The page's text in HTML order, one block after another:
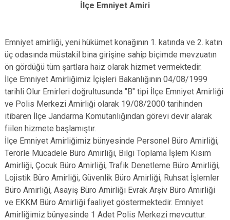
Sultanhanı
İlçe Emniyet Amiri
Emniyet amirliği, yeni hükümet konağının 1. katında ve 2. katın
üç odasında müstakil bina girişine sahip biçimde mevzuatın
ön gördüğü tüm şartlara haiz olarak hizmet vermektedir.
İlçe Emniyet Amirliğimiz İçişleri Bakanlığının 04/08/1999
tarihli Olur Emirleri doğrultusunda "B" tipi İlçe Emniyet Amirliği
ve Polis Merkezi Amirliği olarak 19/08/2000 tarihinden
itibaren İlçe Jandarma Komutanlığından görevi devir alarak
fiilen hizmete başlamıştır.
İlçe Emniyet Amirliğimiz bünyesinde Personel Büro Amirliği,
Terörle Mücadele Büro Amirliği, Bilgi Toplama İşlem Kısım
Amirliği, Çocuk Büro Amirliği, Trafik Denetleme Büro Amirliği,
Lojistik Büro Amirliği, Güvenlik Büro Amirliği, Ruhsat İşlemler
Büro Amirliği, Asayiş Büro Amirliği Evrak Arşiv Büro Amirliği
ve EKKM Büro Amirliği faaliyet göstermektedir. Emniyet
Amirliğimiz bünyesinde 1 Adet Polis Merkezi mevcuttur.